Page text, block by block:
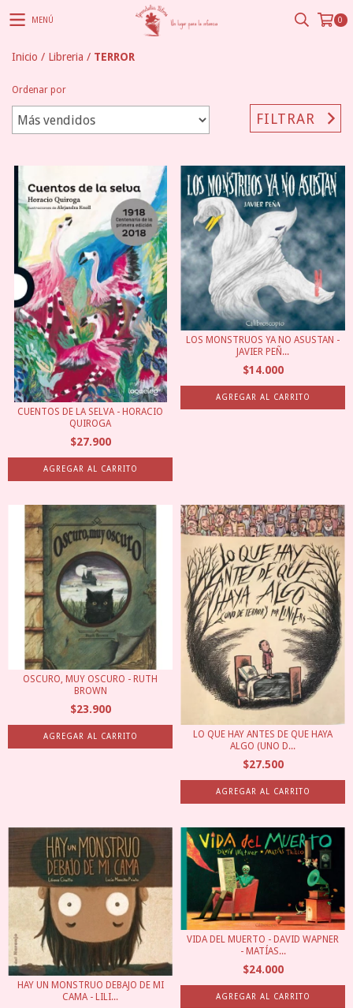
MENÚ 0
Inicio / Libreria / TERROR
Ordenar por
FILTRAR
CUENTOS DE LA SELVA - HORACIO
QUIROGA
$27.900
LOS MONSTRUOS YA NO ASUSTAN -
JAVIER PEÑ...
$14.000
OSCURO, MUY OSCURO - RUTH
BROWN
$23.900
LO QUE HAY ANTES DE QUE HAYA
ALGO (UNO D...
$27.500
HAY UN MONSTRUO DEBAJO DE MI
CAMA - LILI...
VIDA DEL MUERTO - DAVID WAPNER
- MATÍAS...
$24.000